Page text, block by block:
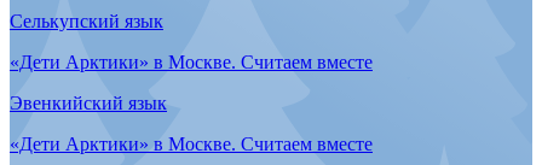
Эвенкийский язык
«Дети Арктики» в Москве. Часть 2
Нганасанский язык
«Дети Арктики» в Москве. Часть 2